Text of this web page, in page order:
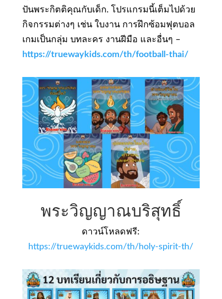
ปันพระกิตติคุณกับเด็ก. โปรแกรมนี้เต็มไปด้วย
กิจกรรมต่างๆ เช่น ใบงาน การฝึกซ้อมฟุตบอล
เกมเป็นกลุ่ม บทละคร งานฝีมือ และอื่นๆ –
https://truewaykids.com/th/football-thai/
พระวิญญาณบริสุทธิ์
ดาวน์โหลดฟรี:
https://truewaykids.com/th/holy-spirit-th/